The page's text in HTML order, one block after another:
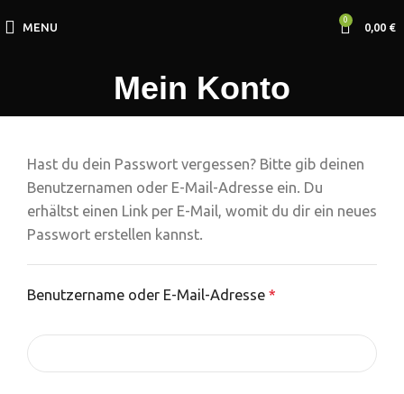
MENU
0
0,00 €
Mein Konto
Hast du dein Passwort vergessen? Bitte gib deinen
Benutzernamen oder E-Mail-Adresse ein. Du
erhältst einen Link per E-Mail, womit du dir ein neues
Passwort erstellen kannst.
Benutzername oder E-Mail-Adresse *